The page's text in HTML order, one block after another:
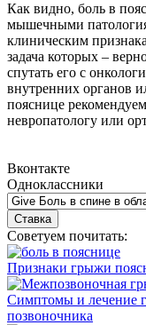
Как видно, боль в
мышечными
клиническим
задача которых –
спутать его с
внутренних органов
пояснице
невропатологу или
Вконтакте
Одноклассники
Советуем почитать:
Признаки грыжи
Симптомы и лечение
позвоночника